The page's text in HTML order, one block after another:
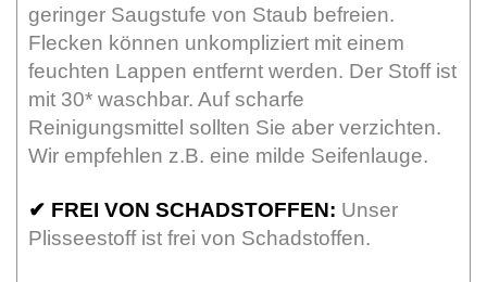
geringer Saugstufe von Staub befreien.
Flecken können unkompliziert mit einem
feuchten Lappen entfernt werden. Der Stoff ist
mit 30* waschbar. Auf scharfe
Reinigungsmittel sollten Sie aber verzichten.
Wir empfehlen z.B. eine milde Seifenlauge.
✔ FREI VON SCHADSTOFFEN: Unser
Plisseestoff ist frei von Schadstoffen.